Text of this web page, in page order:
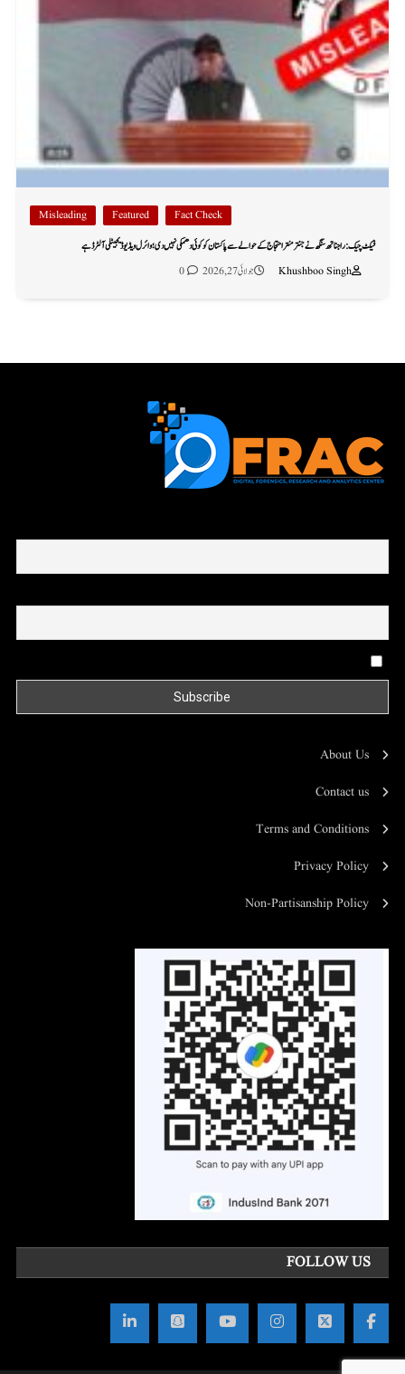
Fact Check
Featured
Misleading
فیکٹ چیک: راجناتھ سنگھ نے جنتر منتر احتجاج کے حوالے سے پاکستان کو کوئی دھمکی نہیں دی؛ وائرل ویڈیو ڈیجیٹلی آلٹرڈ ہے
Khushboo Singh
جولائی 27, 2026 0
About Us
Contact us
Terms and Conditions
Privacy Policy
Non-Partisanship Policy
FOLLOW US